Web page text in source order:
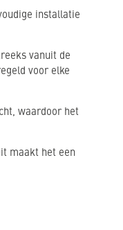
installatie
vanuit de
voor elke
waardoor het
maakt het een